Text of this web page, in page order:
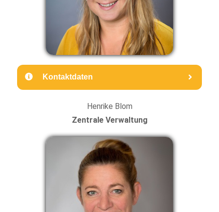
Kontaktdaten
Henrike Blom
Zentrale Verwaltung